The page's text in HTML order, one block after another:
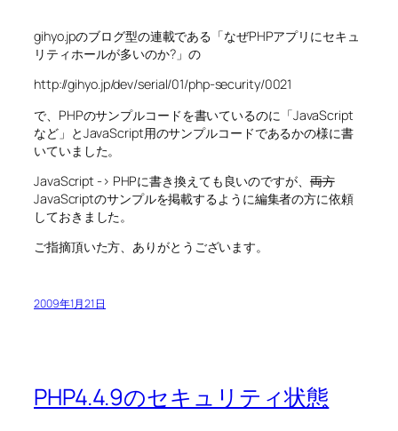
gihyo.jpのブログ型の連載である「なぜPHPアプリにセキュ
リティホールが多いのか?」の
http://gihyo.jp/dev/serial/01/php-security/0021
で、PHPのサンプルコードを書いているのに「JavaScript
など」とJavaScript用のサンプルコードであるかの様に書
いていました。
JavaScript -> PHPに書き換えても良いのですが、 両方
JavaScriptのサンプルを掲載するように編集者の方に依頼
しておきました。
ご指摘頂いた方、ありがとうございます。
2009年1月21日
PHP4.4.9のセキュリティ状態